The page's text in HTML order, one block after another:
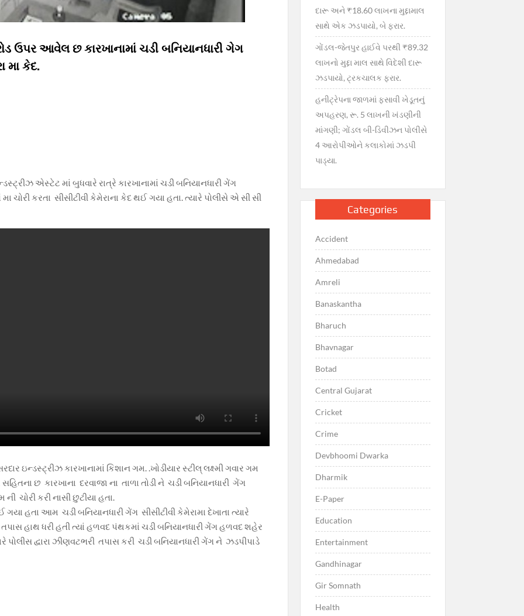
ઉપર આવેલ છ કારખાનામાં ચડી બનિયાનધારી ગેગ
મા કેદ.
એસ્ટેટ માં બુધવારે રાત્રે કારખાનામાં ચડી બનિયાનધારી ગેંગ
ચોરી કરતા સીસીટીવી કેમેરાના કેદ થઈ ગયા હતા. ત્યારે પોલીસે એ સી સી
ઇન્ડસ્ટ્રીઝ કારખાનામાં કિશાન ગમ. .ખોડીયાર સ્ટીલ્ લક્ષ્મી ગવાર ગમ
છ કારખાના દરવાજા ના તાળા તોડી ‌ને ચડી બનિયાનધારી ગેંગ
ચોરી કરી નાસી છુટીયા હતા.
હતા આમ ચડી બનિયાનધારી ગેંગ સીસીટીવી કેમેરામા દેખાતા ત્યારે
હાથ ધરી હતી ત્યાં હળવદ પંથકમાં ચડી બનિયાનધારી ગેંગ હળવદ શહેર
પોલીસ દ્વારા ઝીણવટભરી તપાસ કરી ચડી બનિયાનધારી ગેંગ ને ઝડપીપાડે
દારૂ અને ₹18.60 લાખના મુદ્દામાલ
સાથે એક ઝડપાયો, બે ફરાર.
ગોંડલ-જેતપુર હાઈવે પરથી ₹89.32
લાખનો મુદ્દા માલ સાથે વિદેશી દારૂ
ઝડપાયો, ટ્રકચાલક ફરાર.
હનીટ્રેપના જાળમાં ફસાવી ખેડૂતનું
અપહરણ, રૂ. 5 લાખની ખંડણીની
માંગણી; ગોંડલ બી-ડિવીઝન પોલીસે
4 આરોપીઓને કલાકોમાં ઝડપી
પાડ્યા.
Categories
Accident
Ahmedabad
Amreli
Banaskantha
Bharuch
Bhavnagar
Botad
Central Gujarat
Cricket
Crime
Devbhoomi Dwarka
Dharmik
E-Paper
Education
Entertainment
Gandhinagar
Gir Somnath
Health